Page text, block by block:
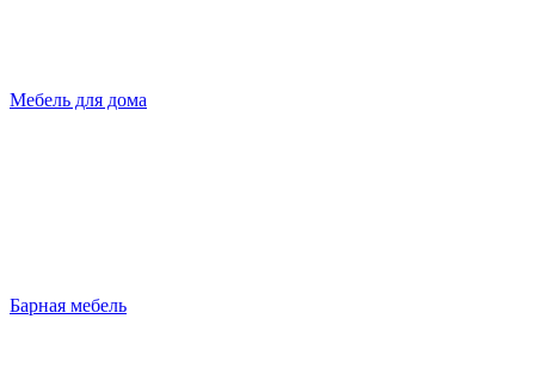
Мебель для дома
Барная мебель